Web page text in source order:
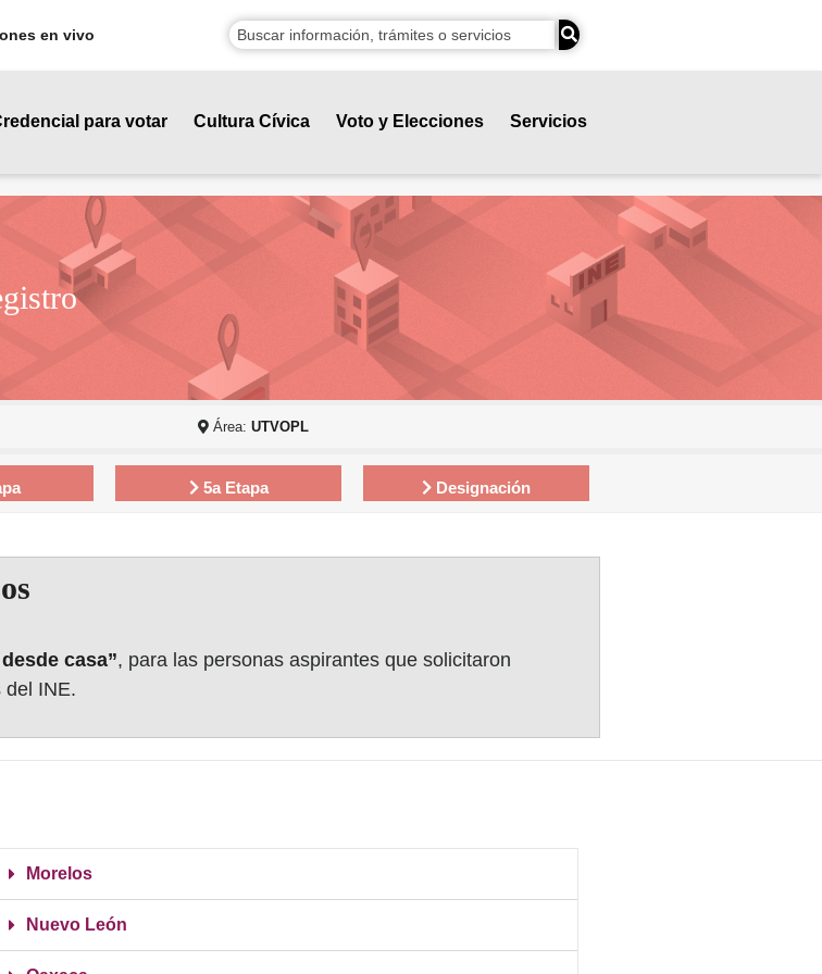
en vivo
para votar Cultura Cívica Voto y Elecciones Servicios
Área: UTVOPL
5a Etapa Designación
casa”, para las personas aspirantes que solicitaron
INE.
Morelos
Nuevo León